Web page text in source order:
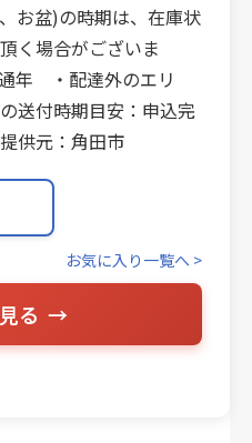
お盆)の時期は、在庫状
く場合がございま
年 ・配達外のエリ
送付時期目安：申込完
供元：角田市
お気に入り一覧へ >
る